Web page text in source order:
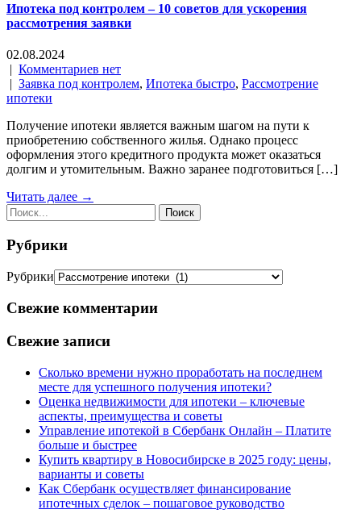
Ипотека под контролем – 10 советов для ускорения
рассмотрения заявки
02.08.2024
| Комментариев нет
| Заявка под контролем, Ипотека быстро, Рассмотрение
ипотеки
Получение ипотеки является важным шагом на пути к
приобретению собственного жилья. Однако процесс
оформления этого кредитного продукта может оказаться
долгим и утомительным. Важно заранее подготовиться […]
Читать далее →
Рубрики
Рубрики
Свежие комментарии
Свежие записи
Сколько времени нужно проработать на последнем
месте для успешного получения ипотеки?
Оценка недвижимости для ипотеки – ключевые
аспекты, преимущества и советы
Управление ипотекой в Сбербанк Онлайн – Платите
больше и быстрее
Купить квартиру в Новосибирске в 2025 году: цены,
варианты и советы
Как Сбербанк осуществляет финансирование
ипотечных сделок – пошаговое руководство